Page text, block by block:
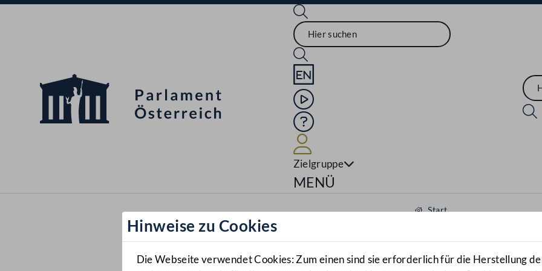
Sprache English
Mediathek
Hilfe
Zielgruppe
Navigationsmenü öffnen
MENÜ
Hinweise zu Cookies
Die Webseite verwendet Cookies: Zum einen sind sie erforderlich für die Herstellung
Start